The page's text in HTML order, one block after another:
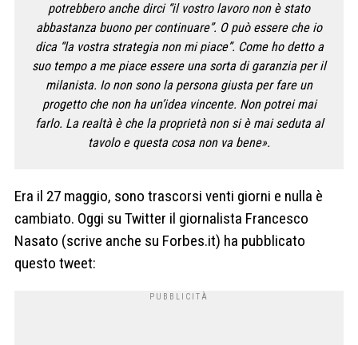
potrebbero anche dirci “il vostro lavoro non è stato
abbastanza buono per continuare”. O può essere che io
dica “la vostra strategia non mi piace”. Come ho detto a
suo tempo a me piace essere una sorta di garanzia per il
milanista. Io non sono la persona giusta per fare un
progetto che non ha un’idea vincente. Non potrei mai
farlo. La realtà è che la proprietà non si è mai seduta al
tavolo e questa cosa non va bene».
Era il 27 maggio, sono trascorsi venti giorni e nulla è
cambiato. Oggi su Twitter il giornalista Francesco
Nasato (scrive anche su Forbes.it) ha pubblicato
questo tweet: